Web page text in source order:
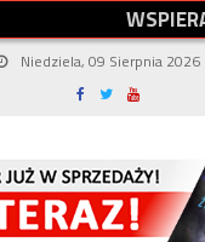
WSPIER
Niedziela, 09 Sierpnia 2026